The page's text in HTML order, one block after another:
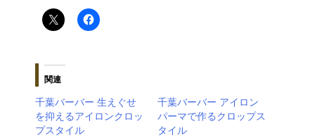
関連
千葉バーバー 生えぐせ
を抑えるアイロンクロッ
プスタイル
千葉バーバー アイロン
パーマで作るクロップス
タイル